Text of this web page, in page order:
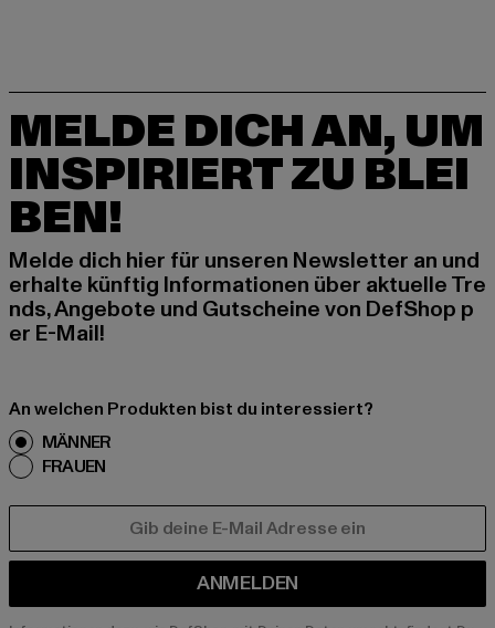
MELDE DICH AN, UM
INSPIRIERT ZU BLEI
BEN!
Melde dich hier für unseren Newsletter an und
erhalte künftig Informationen über aktuelle Tre
nds, Angebote und Gutscheine von DefShop p
er E-Mail!
An welchen Produkten bist du interessiert?
MÄNNER
FRAUEN
ANMELDEN